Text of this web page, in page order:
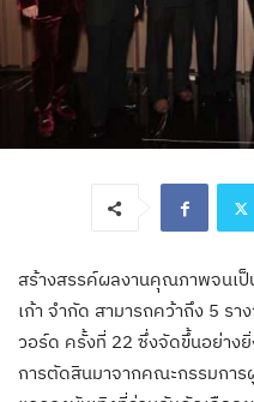
สร้างสรรค์ผลงานคุณภาพจนเ
เก้า จำกัด สามารถคว้าถึง 5 รา
วอร์ด ครั้งที่ 22 ซึ่งจัดขึ้นอย่าง
การตัดสินมาจากคณะกรรมกา